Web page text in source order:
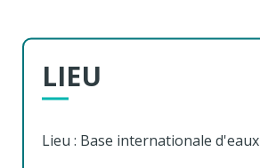
LIEU
Lieu : Base internationale